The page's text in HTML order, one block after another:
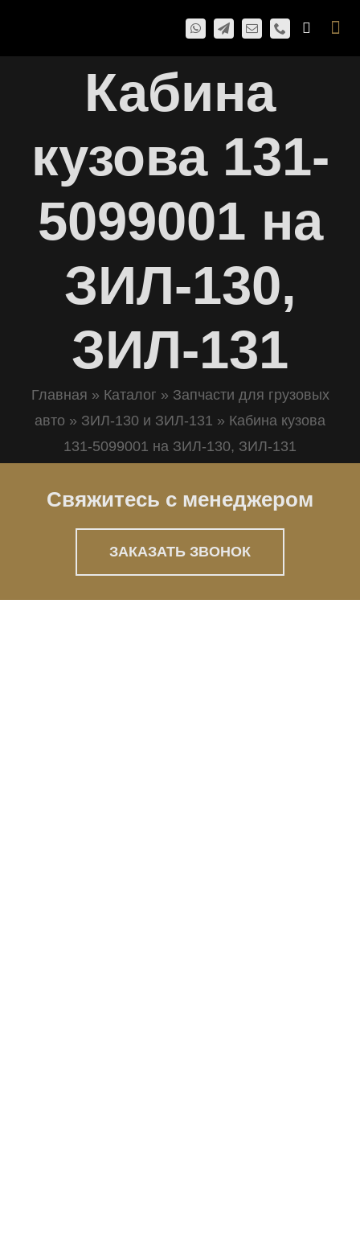
Кабина
кузова 131-
5099001 на
ЗИЛ-130,
ЗИЛ-131
Главная » Каталог » Запчасти для грузовых
авто » ЗИЛ-130 и ЗИЛ-131 » Кабина кузова
131-5099001 на ЗИЛ-130, ЗИЛ-131
Свяжитесь с менеджером
ЗАКАЗАТЬ ЗВОНОК